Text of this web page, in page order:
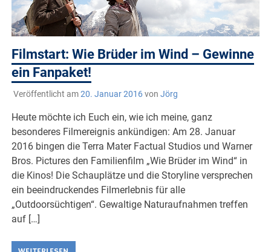
Filmstart: Wie Brüder im Wind – Gewinne
ein Fanpaket!
Veröffentlicht am20. Januar 2016von Jörg
Heute möchte ich Euch ein, wie ich meine, ganz
besonderes Filmereignis ankündigen: Am 28. Januar
2016 bingen die Terra Mater Factual Studios und Warner
Bros. Pictures den Familienfilm „Wie Brüder im Wind“ in
die Kinos! Die Schauplätze und die Storyline versprechen
ein beeindruckendes Filmerlebnis für alle
„Outdoorsüchtigen“. Gewaltige Naturaufnahmen treffen
auf […]